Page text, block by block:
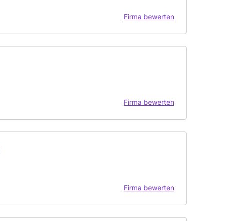
Firma bewerten
Firma bewerten
Firma bewerten